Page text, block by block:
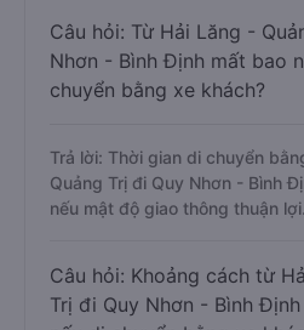
Câu hỏi: Từ Hải Lăng -
Nhơn - Bình Định mất bao
chuyển bằng xe khách?
Trả lời: Thời gian di chuyển
Quảng Trị đi Quy Nhơn - Bình
nếu mật độ giao thông thuận lợi.
Câu hỏi: Khoảng cách từ
Trị đi Quy Nhơn - Bình